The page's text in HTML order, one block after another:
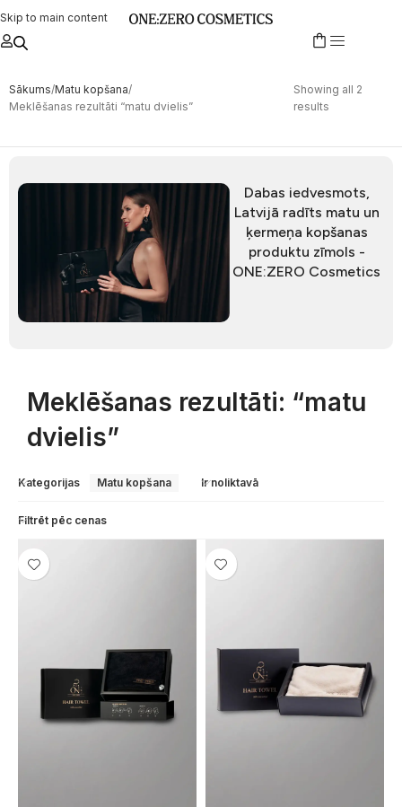
Skip to main content
Sākums Matu kopšana
Meklēšanas rezultāti “matu dvielis”
Showing all 2
results
Dabas iedvesmots,
Latvijā radīts matu un
ķermeņa kopšanas
produktu zīmols -
ONE:ZERO Cosmetics
Meklēšanas rezultāti: “matu
dvielis”
Kategorijas Matu kopšana Ir noliktavā
Filtrēt pēc cenas